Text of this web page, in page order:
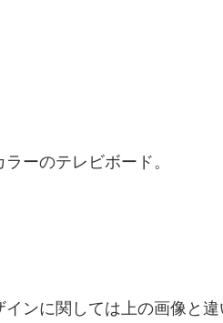
ーのテレビボード。
ンに関しては上の画像と